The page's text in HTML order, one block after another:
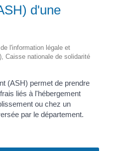
d'une
l'information légale et
Caisse nationale de solidarité
(ASH) permet de prendre
liés à l'hébergement
ou chez un
par le département.